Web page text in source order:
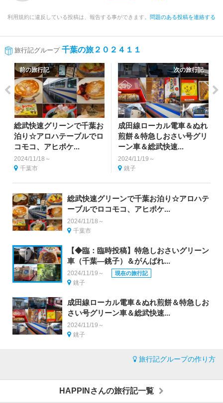
利用規約に違反している投稿は、報告する事ができます。 問題のある投稿を連絡する
旅行記グループ 千葉の旅２０２４１１
前の旅行記
総武快速グリーンで千葉お
泊り☆アロハテーブルでロ
コモコ、アヒポケ...
2024/11/18～
千葉市
次の旅行記
成田線ローカル電車＆ぬれ
煎餅＆特急しおさい号グリ
ーン車＆総武快速...
2024/11/19～
銚子
総武快速グリーンで千葉お泊り☆アロハテ
ーブルでロコモコ、アヒポケ...
2024/11/18～
千葉市
【◆臨：臨時投稿】特急しおさいグリーン
車（千葉―銚子）＆がんばれ...
2024/11/19～ 現在の旅行記
銚子
成田線ローカル電車＆ぬれ煎餅＆特急しお
さい号グリーン車＆総武快速...
2024/11/19～
銚子
旅行記グループの作り方
HAPPINさんの旅行記一覧